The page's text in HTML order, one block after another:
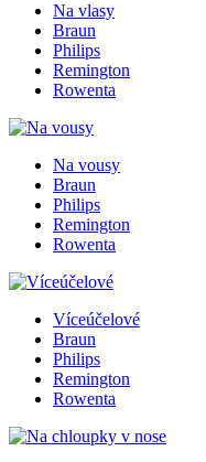
Na vlasy
Braun
Philips
Remington
Rowenta
Na vousy
Braun
Philips
Remington
Rowenta
Víceúčelové
Braun
Philips
Remington
Rowenta